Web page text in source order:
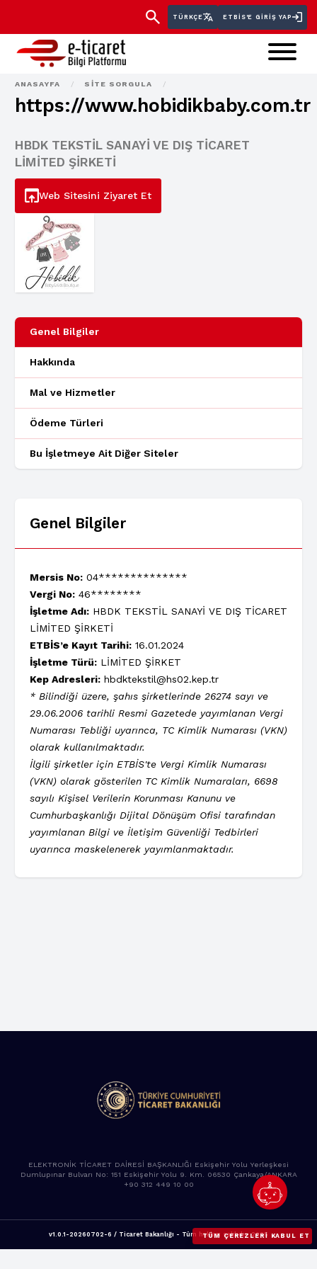
TÜRKÇE ETBİS'E GIRIŞ YAP
ANASAYFA / SITE SORGULA /
https://www.hobidikbaby.com.tr
HBDK TEKSTİL SANAYİ VE DIŞ TİCARET
LİMİTED ŞİRKETİ
Web Sitesini Ziyaret Et
Genel Bilgiler
Hakkında
Mal ve Hizmetler
Ödeme Türleri
Bu İşletmeye Ait Diğer Siteler
Genel Bilgiler
Mersis No: 04**************
Vergi No: 46********
İşletme Adı: HBDK TEKSTİL SANAYİ VE DIŞ TİCARET
LİMİTED ŞİRKETİ
ETBİS’e Kayıt Tarihi: 16.01.2024
İşletme Türü: LİMİTED ŞİRKET
Kep Adresleri: hbdktekstil@hs02.kep.tr
* Bilindiği üzere, şahıs şirketlerinde 26274 sayı ve
29.06.2006 tarihli Resmi Gazetede yayımlanan Vergi
Numarası Tebliği uyarınca, TC Kimlik Numarası (VKN)
olarak kullanılmaktadır.
İlgili şirketler için ETBİS'te Vergi Kimlik Numarası
(VKN) olarak gösterilen TC Kimlik Numaraları, 6698
sayılı Kişisel Verilerin Korunması Kanunu ve
Cumhurbaşkanlığı Dijital Dönüşüm Ofisi tarafından
yayımlanan Bilgi ve İletişim Güvenliği Tedbirleri
uyarınca maskelenerek yayımlanmaktadır.
ELEKTRONİK TİCARET DAİRESİ BAŞKANLIĞI Eskişehir Yolu Yerleşkesi
Dumlupınar Bulvarı No: 151 Eskişehir Yolu 9. Km. 06530 Çankaya/ANKARA
+90 312 449 10 00
v1.0.1-20260702-6 / Ticaret Bakanlığı - Tüm hakları saklıdır. 2025
TÜM ÇEREZLERI KABUL ET